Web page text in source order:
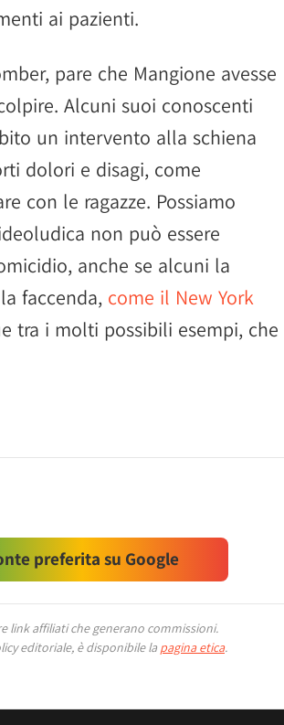
ai pazienti.
pare che Mangione avesse
Alcuni suoi conoscenti
un intervento alla schiena
dolori e disagi, come
con le ragazze. Possiamo
non può essere
anche se alcuni la
faccenda, come il New York
tra i molti possibili esempi, che
preferita su Google
link affiliati che generano commissioni.
editoriale, è disponibile la pagina etica.